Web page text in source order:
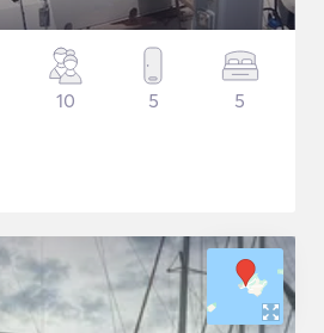
10 5 5